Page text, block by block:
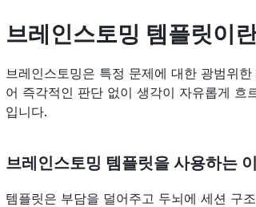
브레인스토밍 템플릿이
브레인스토밍은 특정 문제에 대한 광범위
어 즉각적인 판단 없이 생각이 자유롭게 흐
입니다.
브레인스토밍 템플릿을 사용하는
템플릿은 부담을 덜어주고 두뇌에 세션 구